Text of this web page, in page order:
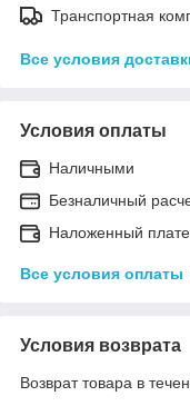
Транспортная
Все условия
Условия оплаты
Наличными
Безналичный
Наложенный
Все условия оплаты
Условия возврата
Возврат товара в